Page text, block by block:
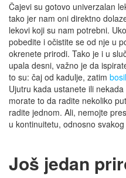
Čajevi su gotovo univerzalan
tako jer nam oni direktno
lekovi koji su nam potrebni.
pobedite i očistite se od nje u
okrenete prirodi. Tako je i u
upala desni, važno je da
to su: čaj od kadulje, zatim
Ujutru kada ustanete ili
morate to da radite nekoliko
radite jednom. Ali, nemojte
u kontinuitetu, odnosno
Još jedan